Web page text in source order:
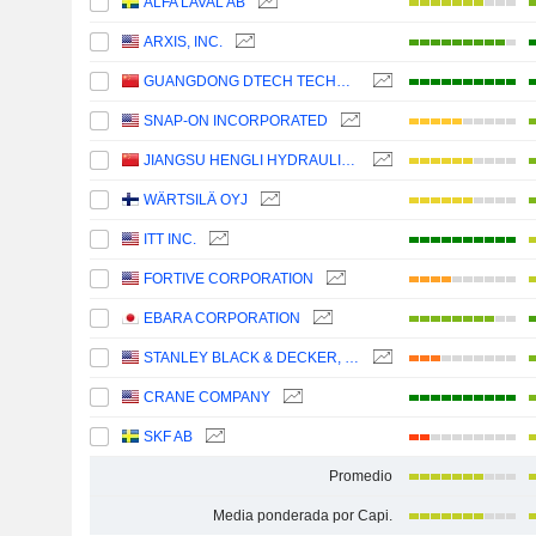
ARXIS, INC.
GUANGDONG DTECH TECHNOLOGY CO., LTD.
SNAP-ON INCORPORATED
JIANGSU HENGLI HYDRAULIC CO.,LTD
WÄRTSILÄ OYJ
ITT INC.
FORTIVE CORPORATION
EBARA CORPORATION
STANLEY BLACK & DECKER, INC.
CRANE COMPANY
SKF AB
Promedio
Media ponderada por Capi.